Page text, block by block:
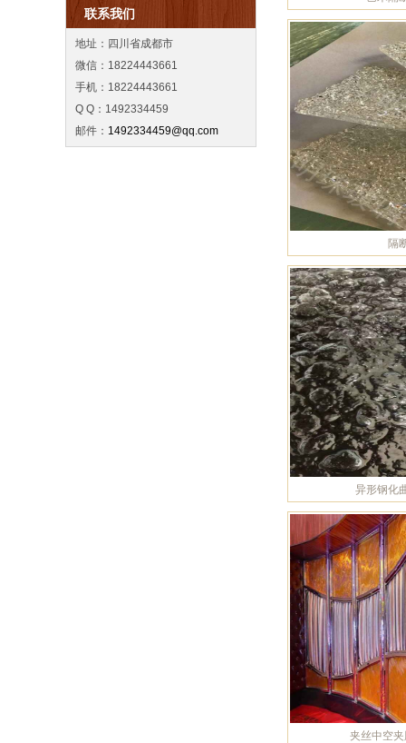
联系我们
地址：四川省成都市
微信：18224443661
手机：18224443661
Q Q：1492334459
邮件： 1492334459@qq.com
隔
异形钢化
夹丝中空